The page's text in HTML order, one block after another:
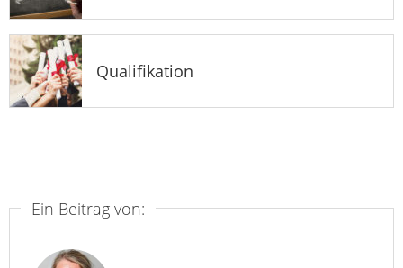
Qualifikation
Ein Beitrag von: